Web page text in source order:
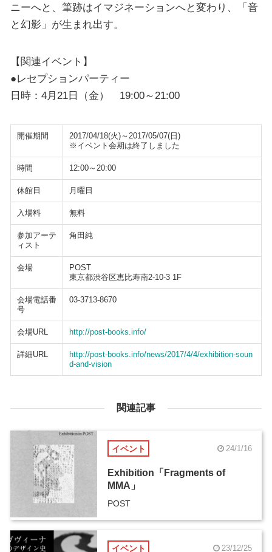
ニーへと、筆跡はイマジネーションへと変わり、「音
と幻影」が生まれ出す。
【関連イベント】
●レセプションパーティー
日時：4月21日（金） 19:00～21:00
開催期間
2017/04/18(火)～2017/05/07(日)
※イベント会期は終了しました
時間 12:00～20:00
休館日 月曜日
入場料 無料
参加アーテ
ィスト
角田純
会場
POST
東京都渋谷区恵比寿南2-10-3 1F
会場電話番
号
03-3713-8670
会場URL http://post-books.info/
詳細URL
http://post-books.info/news/2017/4/4/exhibition-soun
d-and-vision
関連記事
イベント 24/1/16
Exhibition「Fragments of
MMA」
POST
イベント 23/12/25